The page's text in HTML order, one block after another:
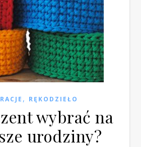
, RĘKODZIEŁO
wybrać na
urodziny?